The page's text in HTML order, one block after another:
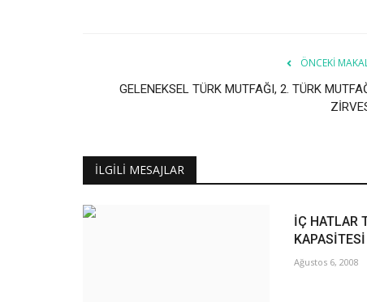
ÖNCEKI
GELENEKSEL TÜRK MUTFAĞI, 2. TÜRK
İLGILI MESAJLAR
İÇ HATLAR
Ağustos 6, 2008